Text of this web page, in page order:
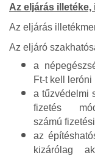
Az eljárás
Az eljárás
Az eljáró
a
Ft-t kell
a tűzvédelmi
fizetés
számú
az
kizárólag